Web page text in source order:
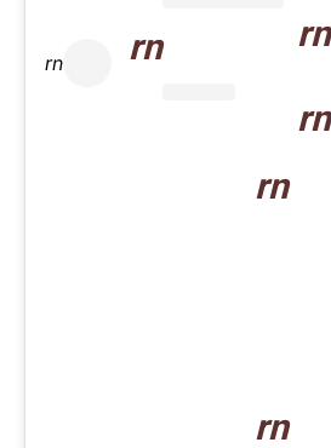
rn rn
rn
rn
rn
rn